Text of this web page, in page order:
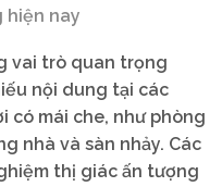
hiện nay
vai trò quan trọng
nội dung tại các
có mái che, như phòng
nhà và sàn nhảy. Các
thị giác ấn tượng